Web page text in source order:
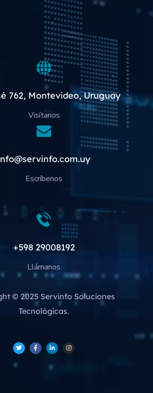
762, Montevideo, Uruguay
Visítanos
Escríbenos
+598 29008192
Llámanos
© 2025 Servinfo Soluciones
Tecnológicas.